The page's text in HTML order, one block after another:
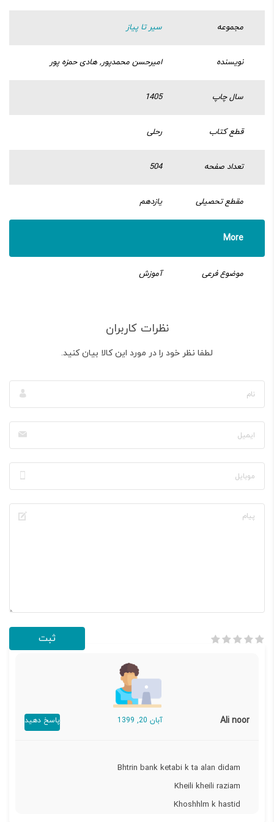
مجموعه سیر تا پیاز
نویسنده امیرحسن محمدپور, هادی حمزه پور
سال چاپ 1405
قطع کتاب رحلی
تعداد صفحه 504
مقطع تحصیلی یازدهم
More
موضوع فرعی آموزش
نظرات کاربران
لطفا نظر خود را در مورد این کالا بیان کنید.
Ali noor آبان 20, 1399 پاسخ دهید
Bhtrin bank ketabi k ta alan didam
Kheili kheili raziam
Khoshhlm k hastid